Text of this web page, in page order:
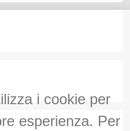
i cookie per
esperienza. Per